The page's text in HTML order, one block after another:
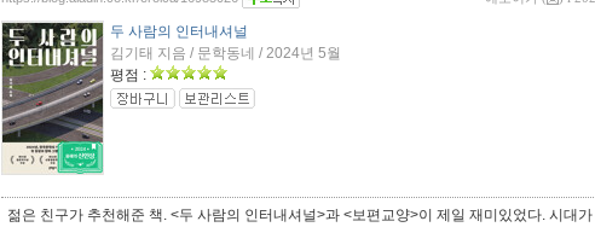
두 사람의 인터내셔널
김기태 지음 / 문학동네 / 2024년 5월
평점 :
젊은 친구가 추천해준 책. <두 사람의 인터내셔널>과 <보편교양>이 제일 재미있었다. 시대가